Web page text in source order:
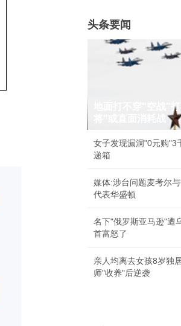
头条要闻
地面打不穿"空战"
女子发现漏洞"0元购"3
递箱
媒体:涉台问题麦考尔
代表华盛顿
名下"俄罗斯亚马逊"遭
首富怒了
亲人均离去女孩8岁独
师"收养"后逆袭